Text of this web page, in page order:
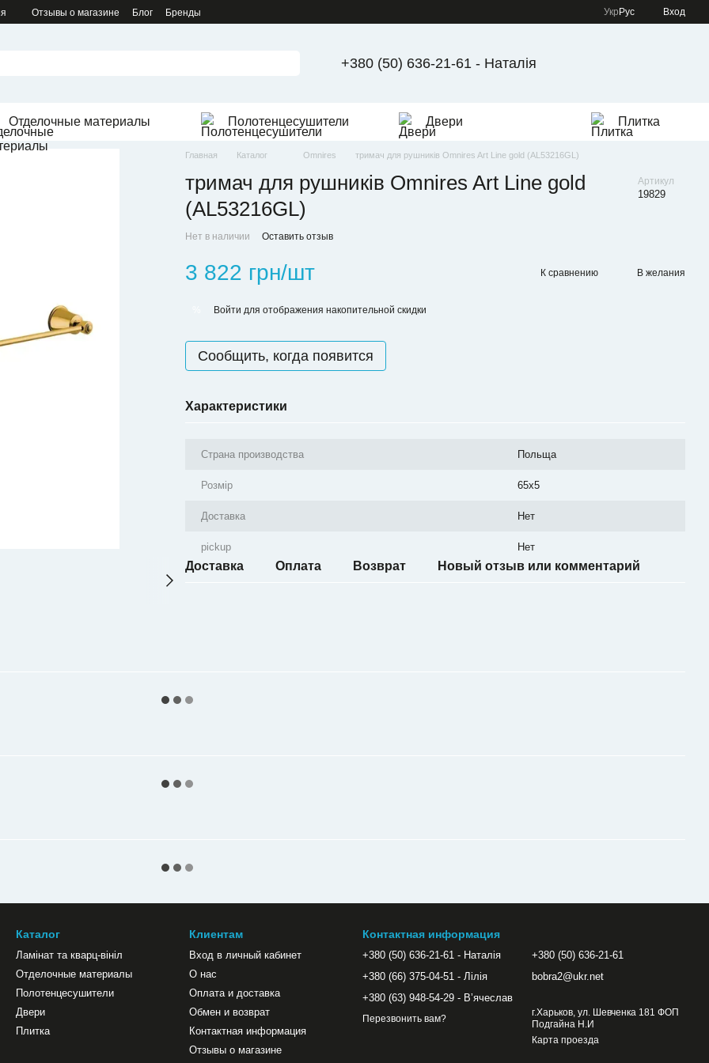
Отзывы о магазине Блог Бренды Укр Рус Вход
+380 (50) 636-21-61 - Наталія
Отделочные материалы Полотенцесушители Двери Плитка
Главная Каталог Omnires тримач для рушників Omnires Art Line gold (AL53216GL)
тримач для рушників Omnires Art Line gold
(AL53216GL)
Артикул
19829
Нет в наличии Оставить отзыв
3 822 грн/шт К сравнению В желания
Войти для отображения накопительной скидки
Сообщить, когда появится
Характеристики
Страна производства Польща
Розмір 65x5
Доставка Нет
pickup Нет
Доставка Оплата Возврат Новый отзыв или комментарий
Каталог
Ламінат та кварц-вініл
Отделочные материалы
Полотенцесушители
Двери
Плитка
Клиентам
Вход в личный кабинет
О нас
Оплата и доставка
Обмен и возврат
Контактная информация
Отзывы о магазине
Контактная информация
+380 (50) 636-21-61 - Наталія
+380 (66) 375-04-51 - Лілія
+380 (63) 948-54-29 - Вʼячеслав
Перезвонить вам?
+380 (50) 636-21-61
bobra2@ukr.net
г.Харьков, ул. Шевченка 181 ФОП
Подгайна Н.И
Карта проезда